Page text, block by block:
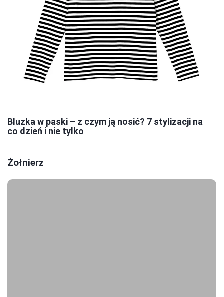
Bluzka w paski – z czym ją nosić? 7 stylizacji na
co dzień i nie tylko
Żołnierz